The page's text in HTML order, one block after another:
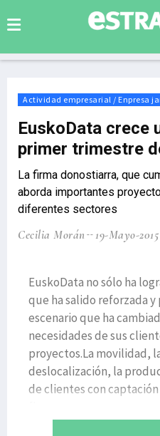
Actividad empresarial / Enpresa
EuskoData crece
primer trimestre
La firma donostiarra, que
aborda importantes
diferentes sectores
Cecilia Morán 19-Mayo-2015
EuskoData no sólo ha
que ha salido reforzada
escenario que ha
necesidades de sus
proyectos.La movilidad,
deslocalización, la
de clientes con